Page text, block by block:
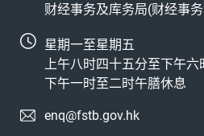
财经事务及库务局(财经事
星期一至星期五
上午八时四十五分至下午六
下午一时至二时午膳休息
enq@fstb.gov.hk